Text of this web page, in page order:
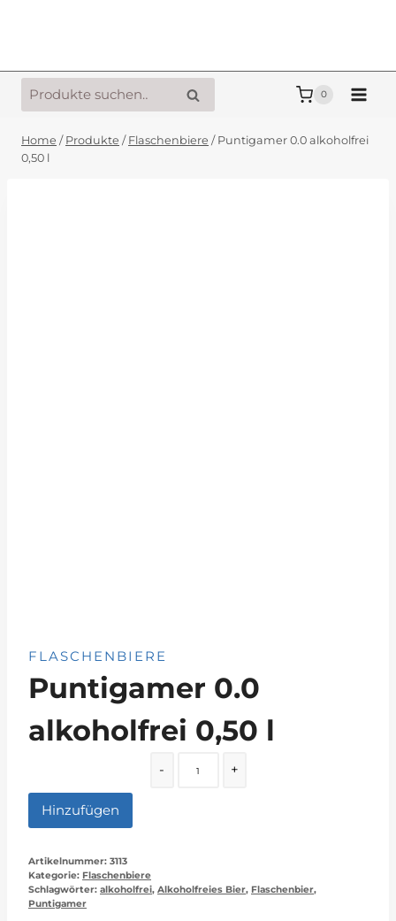
Suche
nach:
Suche 0
Home / Produkte / Flaschenbiere / Puntigamer 0.0 alkoholfrei
0,50 l
FLASCHENBIERE
Puntigamer 0.0
alkoholfrei 0,50 l
- +
Hinzufügen
Artikelnummer: 3113
Kategorie: Flaschenbiere
Schlagwörter: alkoholfrei, Alkoholfreies Bier, Flaschenbier,
Puntigamer